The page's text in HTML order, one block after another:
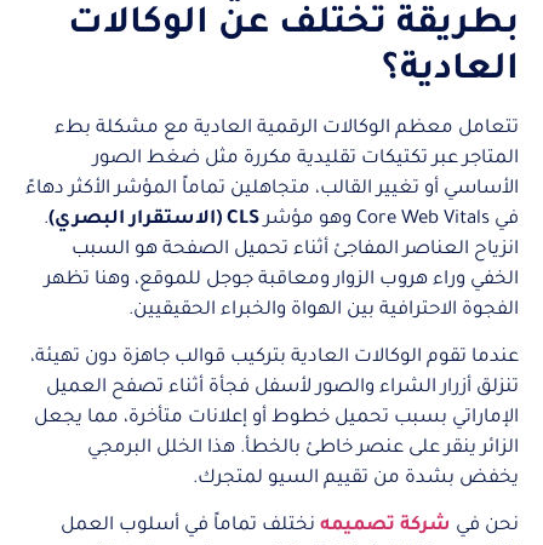
بطريقة تختلف عن الوكالات
العادية؟
تتعامل معظم الوكالات الرقمية العادية مع مشكلة بطء
المتاجر عبر تكتيكات تقليدية مكررة مثل ضغط الصور
الأساسي أو تغيير القالب، متجاهلين تماماً المؤشر الأكثر دهاءً
في Core Web Vitals وهو مؤشر
CLS (الاستقرار البصري)
.
انزياح العناصر المفاجئ أثناء تحميل الصفحة هو السبب
الخفي وراء هروب الزوار ومعاقبة جوجل للموقع، وهنا تظهر
الفجوة الاحترافية بين الهواة والخبراء الحقيقيين.
عندما تقوم الوكالات العادية بتركيب قوالب جاهزة دون تهيئة،
تنزلق أزرار الشراء والصور لأسفل فجأة أثناء تصفح العميل
الإماراتي بسبب تحميل خطوط أو إعلانات متأخرة، مما يجعل
الزائر ينقر على عنصر خاطئ بالخطأ. هذا الخلل البرمجي
يخفض بشدة من تقييم السيو لمتجرك.
نحن في شركة تصميمه نختلف تماماً في أسلوب العمل